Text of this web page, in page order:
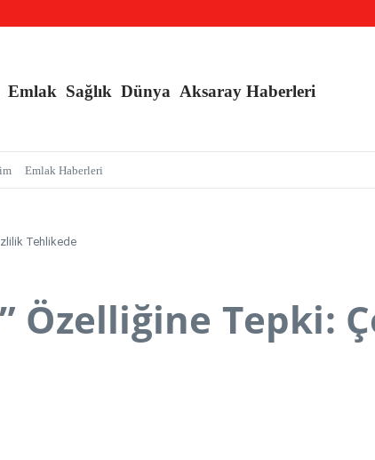
Tuzağını İfşa Etti
Emlak Sağlık Dünya Aksaray Haberleri
Emlak Haberleri
Tehlikede
Özelliğine Tepki: